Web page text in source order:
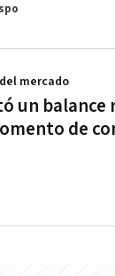
un balance
de
mercado